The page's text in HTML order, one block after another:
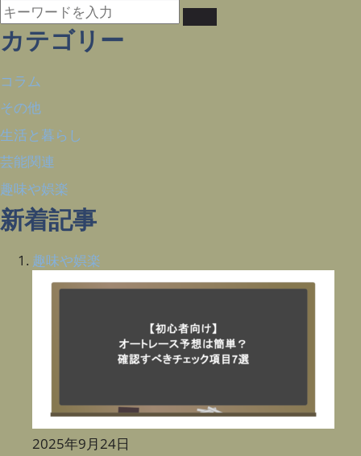
カテゴリー
コラム
その他
生活と暮らし
芸能関連
趣味や娯楽
新着記事
趣味や娯楽
2025年9月24日